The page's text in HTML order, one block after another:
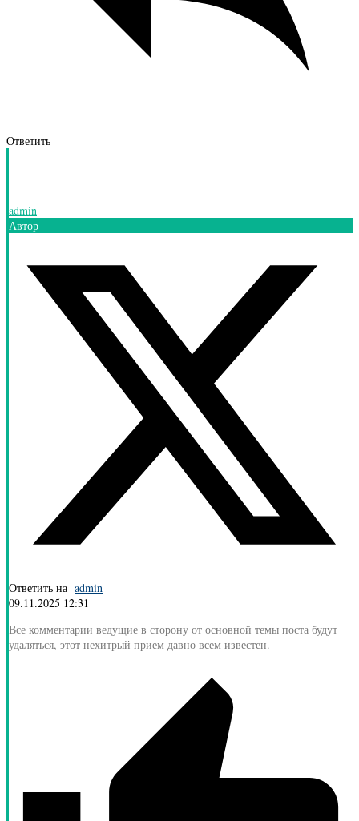
Ответить
admin
Автор
Ответить на admin
09.11.2025 12:31
Все комментарии ведущие в сторону от основной темы поста будут
удаляться, этот нехитрый прием давно всем известен.